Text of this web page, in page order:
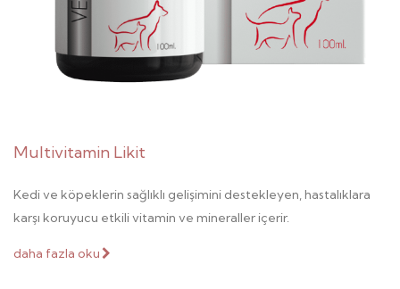
Multivitamin Likit
Kedi ve köpeklerin sağlıklı gelişimini destekleyen, hastalıklara
karşı koruyucu etkili vitamin ve mineraller içerir.
daha fazla oku